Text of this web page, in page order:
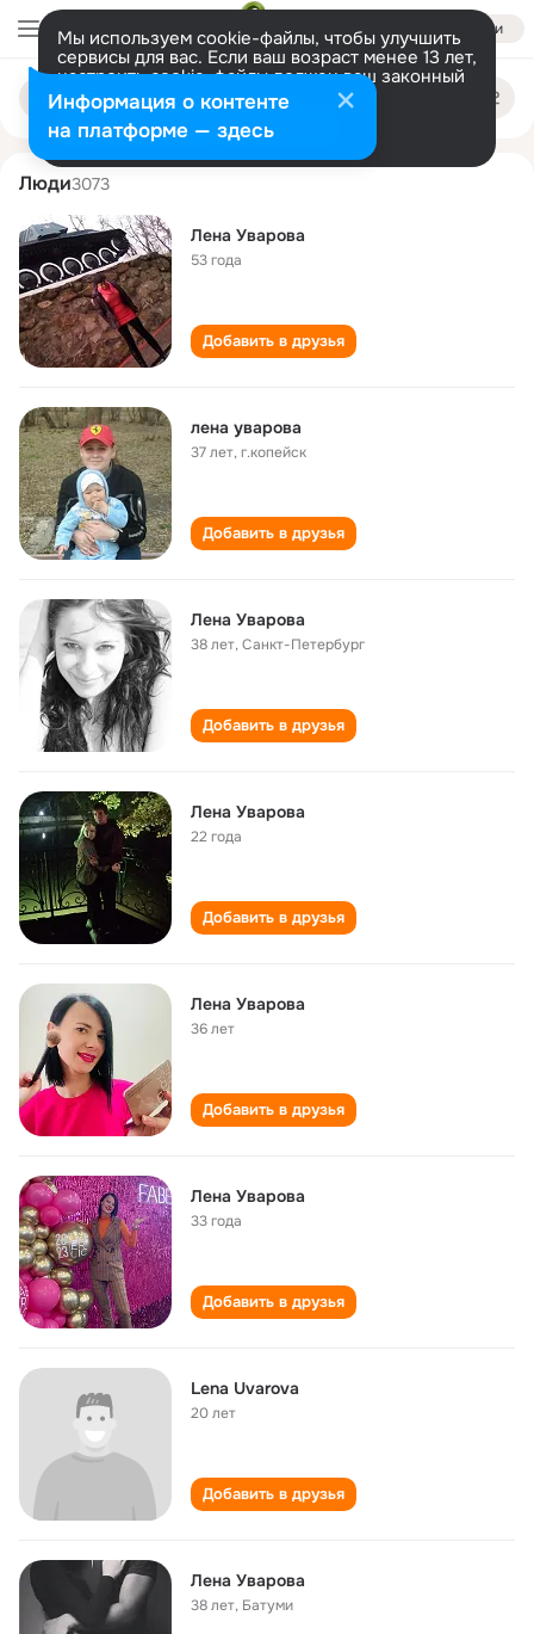
Войти
Мы используем cookie-файлы, чтобы улучшить
сервисы для вас. Если ваш возраст менее 13 лет,
настроить cookie-файлы должен ваш законный
представитель. Больше информации
Разрешить все Настроить
Поиск
людям
lena uvarova
Люди3073
Лена Уварова
53 года
Добавить в друзья
лена уварова
37 лет,г.копейск
Добавить в друзья
Лена Уварова
38 лет,Санкт-Петербург
Добавить в друзья
Лена Уварова
22 года
Добавить в друзья
Лена Уварова
36 лет
Добавить в друзья
Лена Уварова
33 года
Добавить в друзья
Lena Uvarova
20 лет
Добавить в друзья
Лена Уварова
38 лет, Батуми
Информация о контенте
на платформе — здесь